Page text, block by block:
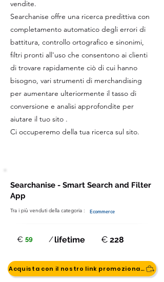
vendite.
Searchanise offre una ricerca predittiva con
completamento automatico degli errori di
battitura, controllo ortografico e sinonimi,
filtri pronti all'uso che consentono ai clienti
di trovare rapidamente ciò di cui hanno
bisogno, vari strumenti di merchandising
per aumentare ulteriormente il tasso di
conversione e analisi approfondite per
aiutare il tuo sito .
Ci occuperemo della tua ricerca sul sito.
Searchanise - Smart Search and Filter
App
Tra i più venduti della categoria : Ecommerce
€ 59 /lifetime € 228
Acquista con il nostro link promozionale